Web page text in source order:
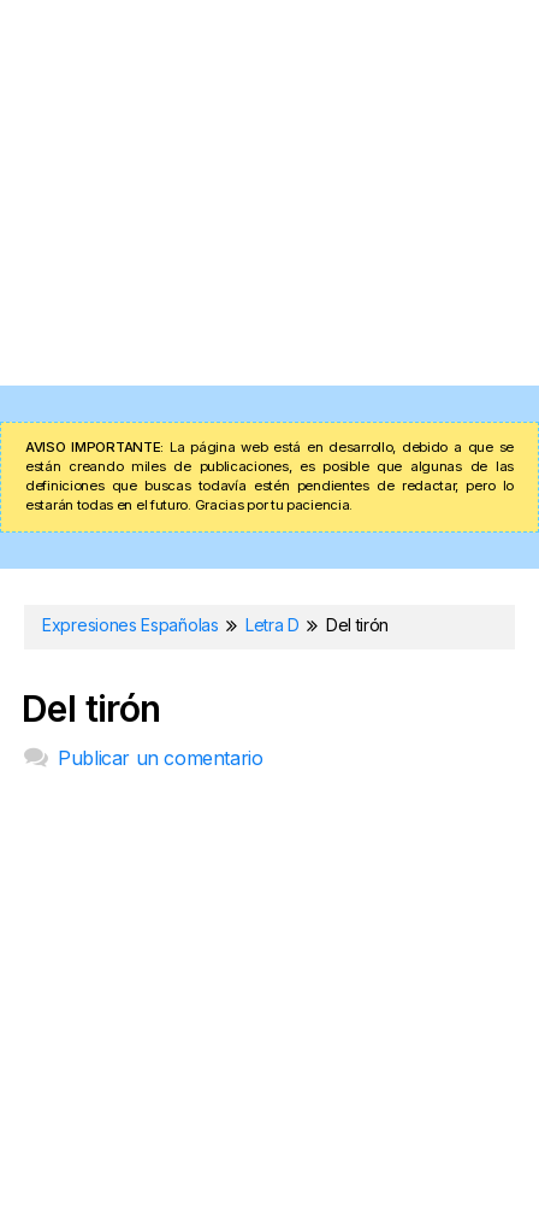
AVISO IMPORTANTE: La página web está en desarrollo, debido a que se
están creando miles de publicaciones, es posible que algunas de las
definiciones que buscas todavía estén pendientes de redactar, pero lo
estarán todas en el futuro. Gracias por tu paciencia.
Expresiones Españolas Letra D Del tirón
Del tirón
Publicar un comentario